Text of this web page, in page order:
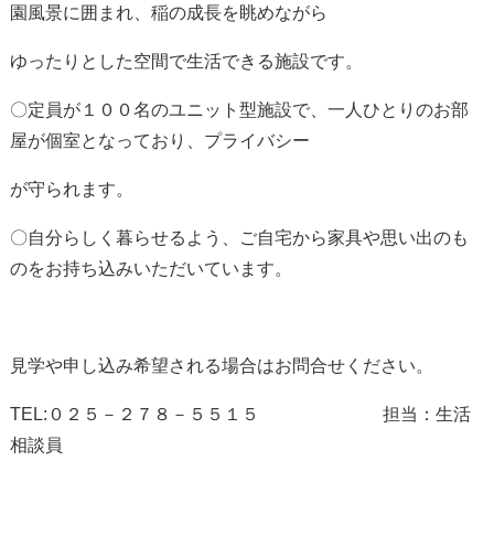
園風景に囲まれ、稲の成長を眺めながら
ゆったりとした空間で生活できる施設です。
〇定員が１００名のユニット型施設で、一人ひとりのお部
屋が個室となっており、プライバシー
が守られます。
〇自分らしく暮らせるよう、ご自宅から家具や思い出のも
のをお持ち込みいただいています。
見学や申し込み希望される場合はお問合せください。
TEL:０２５－２７８－５５１５ 担当：生活
相談員